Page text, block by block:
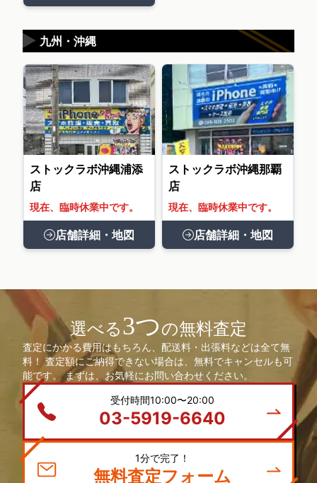
九州・沖縄
▶
ストックラボ沖縄浦添
店
現在、臨時休業中です。
店舗詳細・地図
ストックラボ沖縄那覇
店
現在、臨時休業中です。
店舗詳細・地図
選べる3つの無料査定
査定にかかる費用はもちろん、配送料・出張料などは全て無
料！ 査定額にご納得できない場合は、無料でキャンセルも可
能です。 まずは、お気軽にお問い合わせください。
受付時間10:00〜20:00
03-5919-6640
1分で完了！
無料査定フォーム